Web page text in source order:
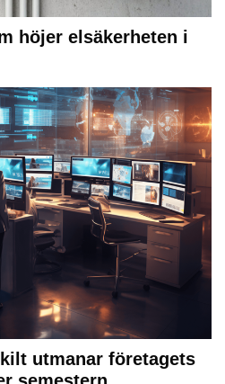
höjer elsäkerheten i
utmanar företagets
semestern